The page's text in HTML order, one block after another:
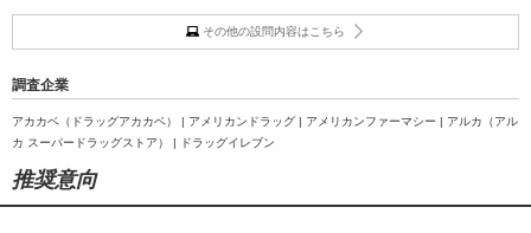
その他の設問内容はこちら
調査企業
アカカベ（ドラッグアカカベ） | アメリカンドラッグ | アメリカンファーマシー | アルカ（アル
カ スーパードラッグストア） | ドラッグイレブン
推奨意向